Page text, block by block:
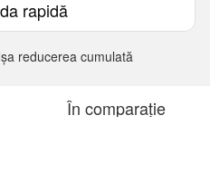
rapidă
reducerea cumulată
În comparație